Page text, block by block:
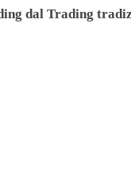
dal Trading